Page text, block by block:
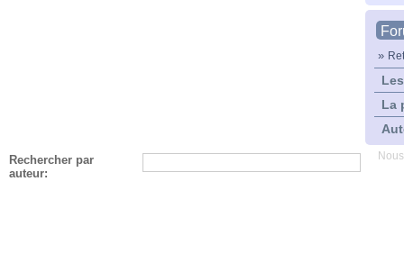
»
La
Rechercher par
auteur: